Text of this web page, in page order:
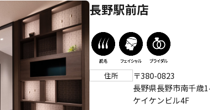
長野駅前店
住所
〒380-0823
長野県長野市南千歳
ケイケンビル4F